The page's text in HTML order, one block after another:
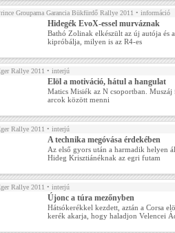
Groupama Garancia Bükfürdő Rallye 2011 • információ
Hidegék EvoX-essel murváznak
Bathó Zolinak elkészült az új autója és
kipróbálja, milyen is az R4-es
Rallye 2011 • interjú
Elöl a motiváció, hátul a hangulat
Matics Misiék az N csoportban.
arcok között menni
Rallye 2011 • interjú
A technika megóvása érdekében
Az első gyors után a harmadik helyen
Hideg Krisztiánéknak az egri futam
Rallye 2011 • interjú
Újonc a túra mezőnyben
Hátsókerékkel kezdett, aztán a Corsa
kerék akarja, hogy haladjon Velencei